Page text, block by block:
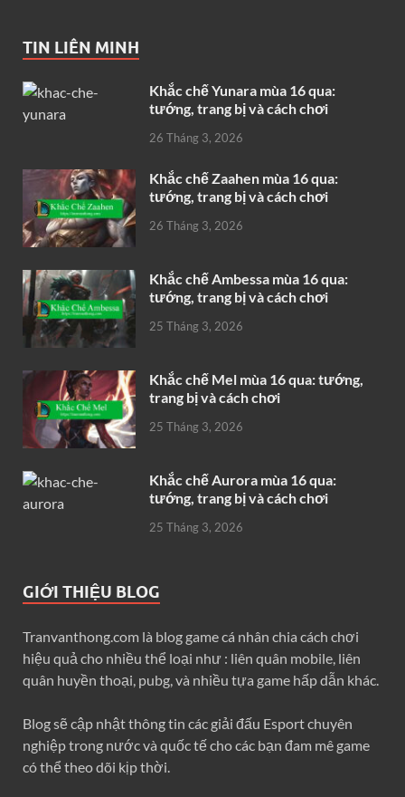
TIN LIÊN MINH
Khắc chế Yunara mùa 16 qua:
tướng, trang bị và cách chơi
26 Tháng 3, 2026
Khắc chế Zaahen mùa 16 qua:
tướng, trang bị và cách chơi
26 Tháng 3, 2026
Khắc chế Ambessa mùa 16 qua:
tướng, trang bị và cách chơi
25 Tháng 3, 2026
Khắc chế Mel mùa 16 qua: tướng,
trang bị và cách chơi
25 Tháng 3, 2026
Khắc chế Aurora mùa 16 qua:
tướng, trang bị và cách chơi
25 Tháng 3, 2026
GIỚI THIỆU BLOG
Tranvanthong.com là blog game cá nhân chia cách chơi
hiệu quả cho nhiều thể loại như : liên quân mobile, liên
quân huyền thoại, pubg, và nhiều tựa game hấp dẫn khác.
Blog sẽ cập nhật thông tin các giải đấu Esport chuyên
nghiệp trong nước và quốc tế cho các bạn đam mê game
có thể theo dõi kịp thời.